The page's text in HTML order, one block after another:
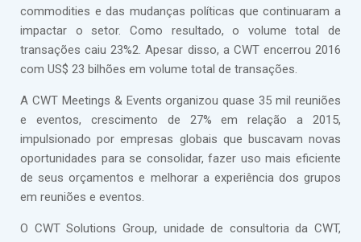
commodities e das mudanças políticas que continuaram a
impactar o setor. Como resultado, o volume total de
transações caiu 23%2. Apesar disso, a CWT encerrou 2016
com US$ 23 bilhões em volume total de transações.
A CWT Meetings & Events organizou quase 35 mil reuniões
e eventos, crescimento de 27% em relação a 2015,
impulsionado por empresas globais que buscavam novas
oportunidades para se consolidar, fazer uso mais eficiente
de seus orçamentos e melhorar a experiência dos grupos
em reuniões e eventos.
O CWT Solutions Group, unidade de consultoria da CWT,